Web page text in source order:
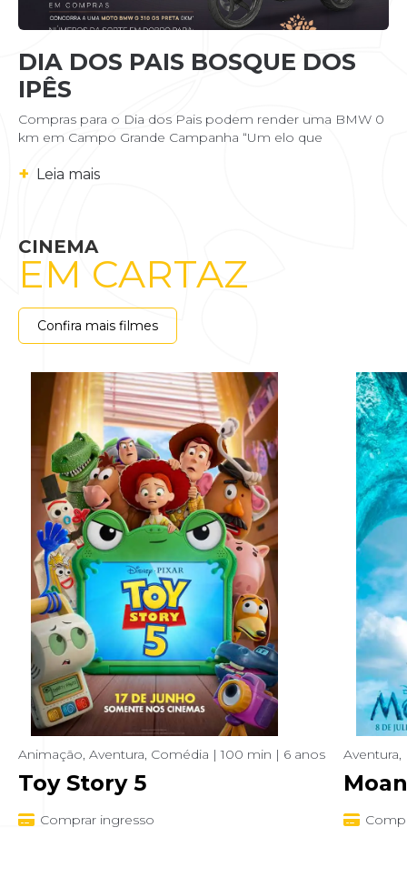
DIA DOS PAIS BOSQUE DOS
IPÊS
Compras para o Dia dos Pais podem render uma BMW 0
km em Campo Grande Campanha “Um elo que
+ Leia mais
CINEMA
EM CARTAZ
Confira mais filmes
Animação, Aventura, Comédia | 100 min | 6 anos
Toy Story 5
Comprar ingresso
Aventura,